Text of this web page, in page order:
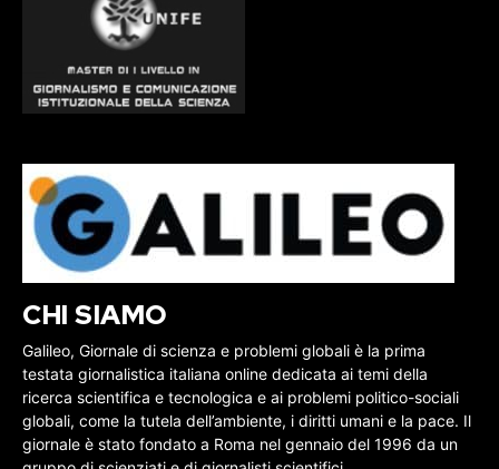
CHI SIAMO
Galileo, Giornale di scienza e problemi globali è la prima
testata giornalistica italiana online dedicata ai temi della
ricerca scientifica e tecnologica e ai problemi politico-sociali
globali, come la tutela dell’ambiente, i diritti umani e la pace. Il
giornale è stato fondato a Roma nel gennaio del 1996 da un